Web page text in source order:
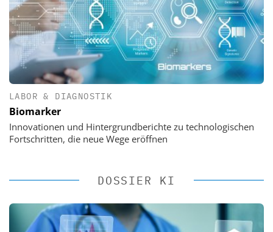
LABOR & DIAGNOSTIK
Biomarker
Innovationen und Hintergrundberichte zu technologischen
Fortschritten, die neue Wege eröffnen
DOSSIER KI